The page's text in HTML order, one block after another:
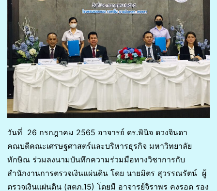
วันที่ 26 กรกฎาคม 2565 อาจารย์ ดร.พินิจ ดวงจินดา
คณบดีคณะเศรษฐศาสตร์และบริหารธุรกิจ มหาวิทยาลัย
ทักษิณ ร่วมลงนามบันทึกความร่วมมือทางวิชาการกับ
สำนักงานการตรวจเงินแผ่นดิน โดย นายมิตร สุวรรณรัตน์ ผู้
ตรวจเงินแผ่นดิน (สตภ.15) โดยมี อาจารย์จิราพร คงรอด รอง